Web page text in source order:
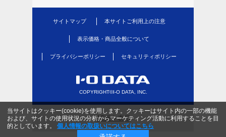
サイトマップ 本サイトご利用上の注意
表示価格・商品全般について
プライバシーポリシー セキュリティポリシー
COPYRIGHT©I-O DATA, INC.
当サイトはクッキー(cookie)を使用します。クッキーはサイト内の一部の機能
および、サイトの使用状況の分析からマーケティング活動に利用することを目
的としています。
個人情報の取扱いについてはこちら
PC版を表示